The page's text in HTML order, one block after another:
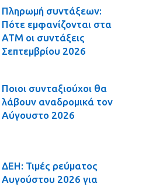
Πληρωμή συντάξεων:
Πότε εμφανίζονται στα
ΑΤΜ οι συντάξεις
Σεπτεμβρίου 2026
Ποιοι συνταξιούχοι θα
λάβουν αναδρομικά τον
Αύγουστο 2026
ΔΕΗ: Τιμές ρεύματος
Αυγούστου 2026 για